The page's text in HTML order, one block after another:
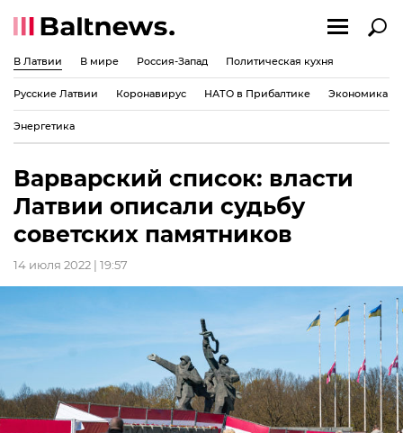
В Латвии В мире Россия-Запад Политическая кухня
Русские Латвии Коронавирус НАТО в Прибалтике Экономика
Энергетика
Варварский список: власти
Латвии описали судьбу
советских памятников
14 июля 2022 | 19:57